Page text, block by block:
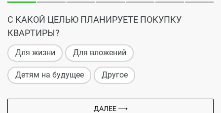
С КАКОЙ ЦЕЛЬЮ ПЛАНИРУЕТЕ ПОКУПКУ
КВАРТИРЫ?
Для жизни Для вложений
Детям на будущее Другое
ДАЛЕЕ ⟶